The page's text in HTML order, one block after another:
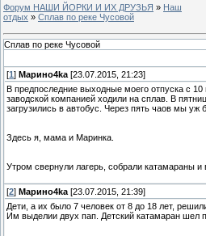
Форум НАШИ ЙОРКИ И ИХ ДРУЗЬЯ » Наш
отдых » Сплав по реке Чусовой
Сплав по реке Чусовой
[1 ] Марино4kа [23.07.2015, 21:23]
В предпоследние выходные моего отпуска с
заводской компанией ходили на сплав. В
загрузились в автобус. Через пять чаов мы уж
Здесь я, мама и Маринка.
Утром свернули лагерь, собрали катамараны и
[2] Марино4kа [23.07.2015, 21:39]
Дети, а их было 7 человек от 8 до 18 лет,
Им выделии двух пап. Детский катамаран шел